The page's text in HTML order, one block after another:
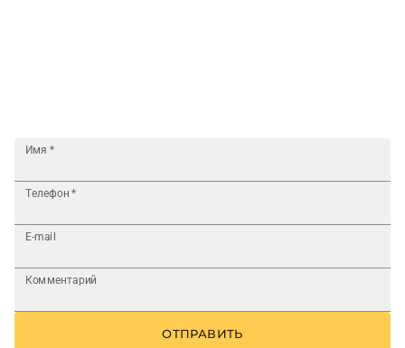
Имя *
Телефон *
E-mail
Комментарий
ОТПРАВИТЬ